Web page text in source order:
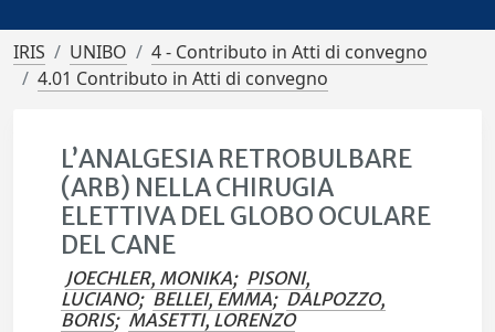
IRIS UNIBO
4 - Contributo in Atti di convegno
4.01 Contributo in Atti di convegno
L’ANALGESIA RETROBULBARE
(ARB) NELLA CHIRUGIA
ELETTIVA DEL GLOBO OCULARE
DEL CANE
JOECHLER, MONIKA; PISONI,
LUCIANO; BELLEI, EMMA; DALPOZZO,
BORIS; MASETTI, LORENZO